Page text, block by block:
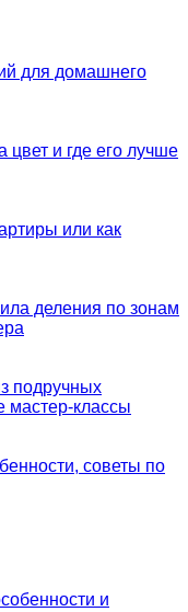
для домашнего
цвет и где его лучше
или как
деления по зонам
подручных
мастер-классы
советы по
и